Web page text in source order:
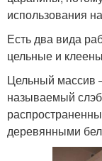
использования
Есть два вида
цельные и
Цельный массив
называемый
деревянными